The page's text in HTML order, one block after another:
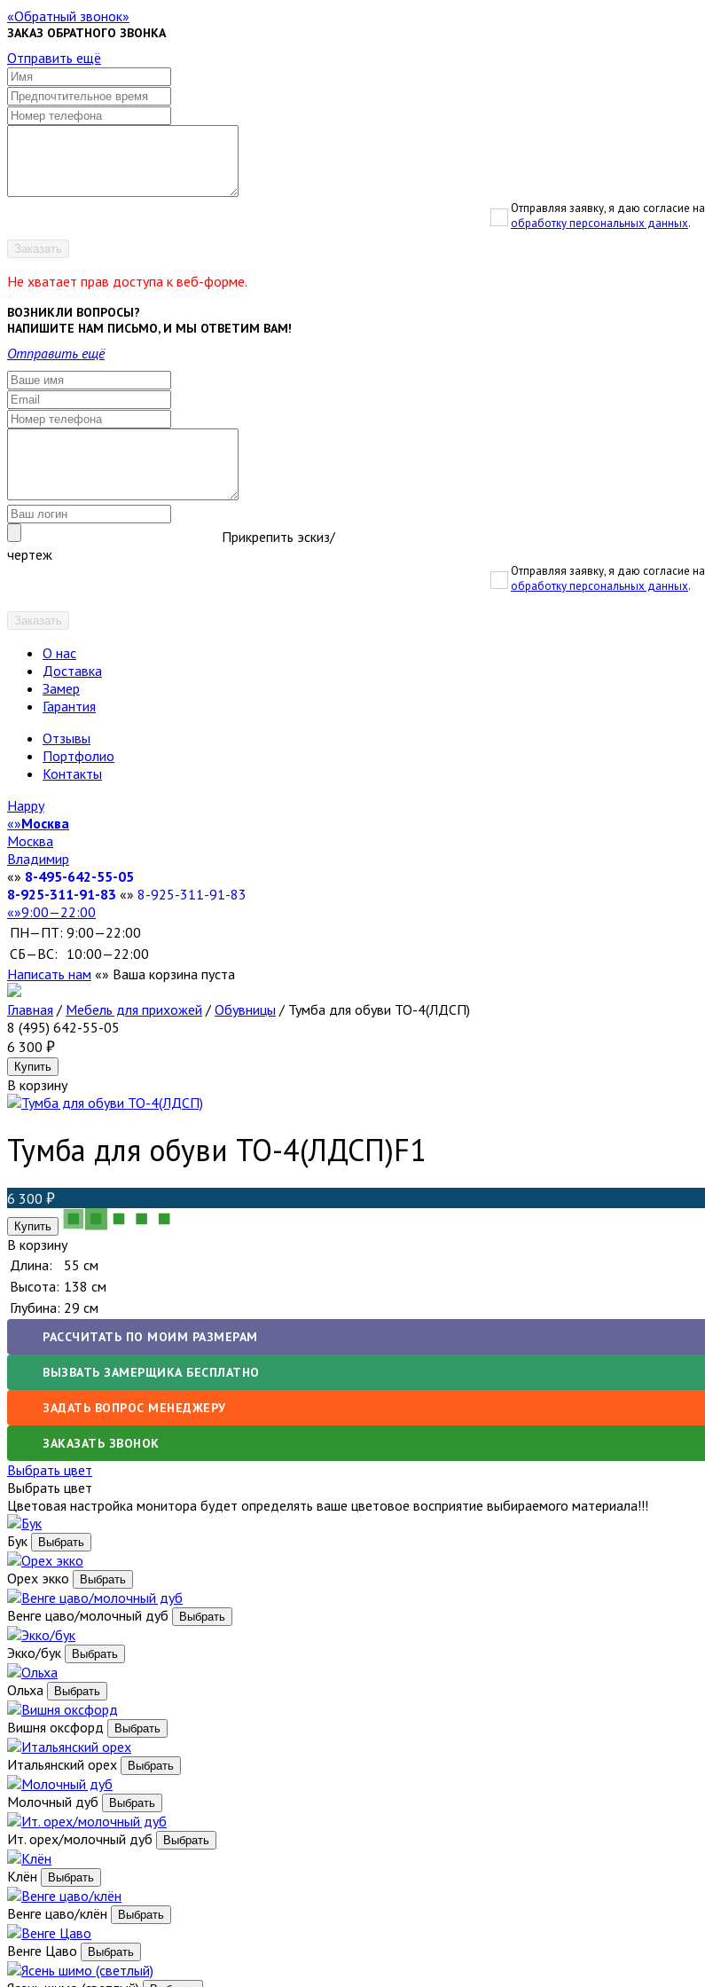
Обратный звонок
ЗАКАЗ ОБРАТНОГО ЗВОНКА
Отправить ещё
Отправляя заявку, я даю согласие на
обработку персональных данных.
Заказать
Не хватает прав доступа к веб-форме.
ВОЗНИКЛИ ВОПРОСЫ?
НАПИШИТЕ НАМ ПИСЬМО, И МЫ ОТВЕТИМ ВАМ!
Отправить ещё
Прикрепить эскиз/
чертеж
Отправляя заявку, я даю согласие на
обработку персональных данных.
Заказать
О нас
Доставка
Замер
Гарантия
Отзывы
Портфолио
Контакты
Happy
Москва
Москва
Владимир
8-495-642-55-05
8-925-311-91-83
8-925-311-91-83
9:00—22:00
ПН—ПТ: 9:00—22:00
СБ—ВС: 10:00—22:00
Написать нам
Ваша корзина пуста
Главная / Мебель для прихожей / Обувницы / Тумба для обуви ТО-4(ЛДСП)
8 (495) 642-55-05
6 300
В корзину
Тумба для обуви ТО-4(ЛДСП)F1
6 300
В корзину
Длина:
55 см
Высота: 138 см
Глубина: 29 см
РАССЧИТАТЬ ПО МОИМ РАЗМЕРАМ
ВЫЗВАТЬ ЗАМЕРЩИКА БЕСПЛАТНО
ЗАДАТЬ ВОПРОС МЕНЕДЖЕРУ
ЗАКАЗАТЬ ЗВОНОК
Выбрать цвет
Выбрать цвет
Цветовая настройка монитора будет определять ваше цветовое восприятие выбираемого материала!!!
Бук
Орех экко
Венге цаво/молочный дуб
Экко/бук
Ольха
Вишня оксфорд
Итальянский орех
Молочный дуб
Ит. орех/молочный дуб
Клён
Венге цаво/клён
Венге Цаво